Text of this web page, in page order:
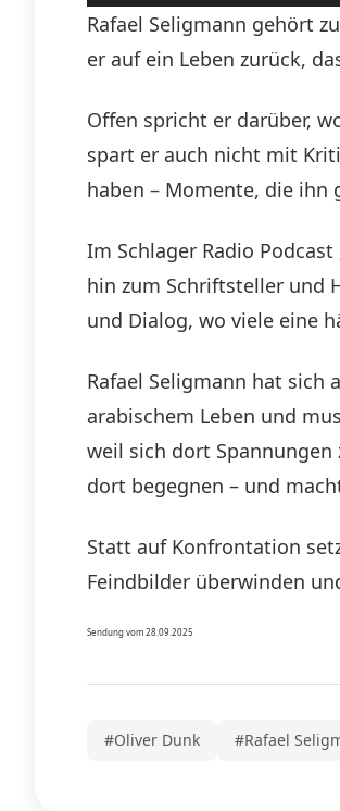
Player
Rafael Seligmann gehört
er auf ein Leben zurück,
Offen spricht er darüber,
spart er auch nicht mit
haben – Momente, die ihn
Im Schlager Radio
hin zum Schriftsteller und
und Dialog, wo viele eine
Rafael Seligmann hat
arabischem Leben und
weil sich dort
dort begegnen – und
Statt auf Konfrontation
Feindbilder überwinden
Sendung vom 28.09.2025
#Oliver Dunk #Rafael